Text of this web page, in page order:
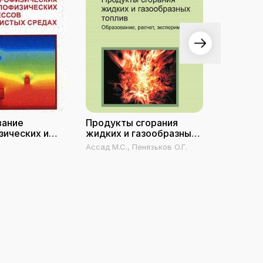
и
в
Продукты сгорания
жидких и газообразных
топлив. Образование,
расчет, эксперимент
Ассад М.С., Пенязьков О.Г.